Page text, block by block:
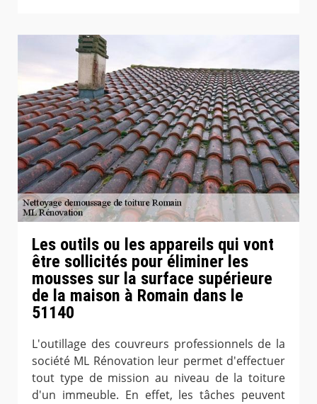
Les outils ou les appareils qui vont
être sollicités pour éliminer les
mousses sur la surface supérieure
de la maison à Romain dans le
51140
L'outillage des couvreurs professionnels de la
société ML Rénovation leur permet d'effectuer
tout type de mission au niveau de la toiture
d'un immeuble. En effet, les tâches peuvent